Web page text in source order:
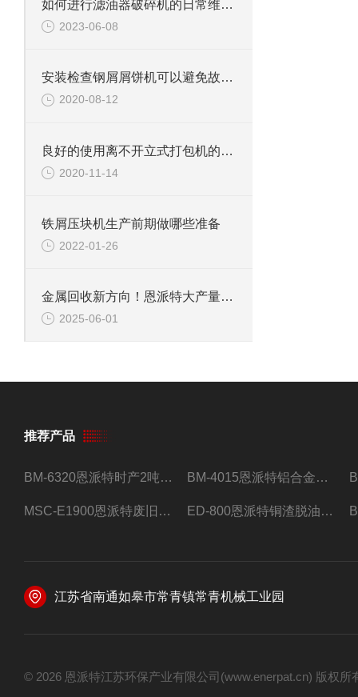
如何进行滤油器破碎机的日常维护和保养？
2023-06-08
安装检查钢屑屑饼机可以避免故障发生
2020-08-12
良好的使用离不开立式打包机的日常调试
2020-11-14
铁屑压块机生产前期做哪些准备
2022-01-26
金属回收新方向！恩派特大产量废金属处理设备合集：高效破碎+智能打包
2025-06-01
推荐产品
BM-6320恩派特时产2吨合金钢屑压饼机 BM-4015恩派特铝合金屑压饼机 脱油效果好
MSC-E1900恩派特废旧锂电池极片破碎处理设备 ED-800恩派特铜渣脱油机废铜屑铝屑甩油机
江苏省南通如皋市常青镇常青机械工业园
© 2026 恩派特江苏环保产业有限公司(www.enerpat.cn) 版权